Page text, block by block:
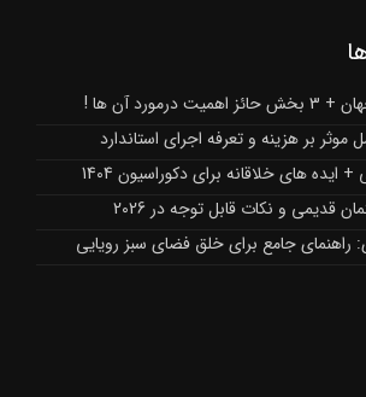
آن ها !
ایده های خلاقانه برای دکوراسیون 1404
قدیمی و نکات قابل توجه در 2026